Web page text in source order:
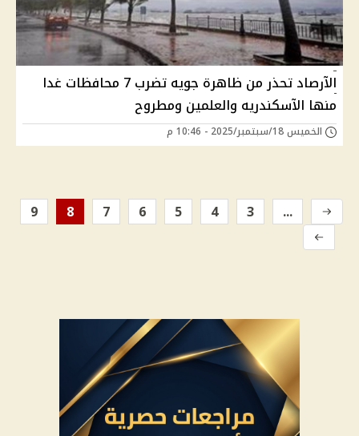
الآرصاد تحذر من ظاهرة جويه تضرب 7 محافظات غدا
منها الآسكندريه والعلمين ومطروح
الخميس 18/سبتمبر/2025 - 10:46 م
...
3
4
5
6
7
8
9